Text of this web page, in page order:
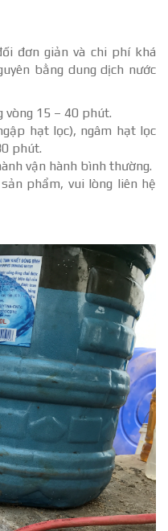
đơn giản và chi phí khá
bằng dung dịch nước
vòng 15 – 40 phút.
hạt lọc), ngâm hạt lọc
phút.
vận hành bình thường.
phẩm, vui lòng liên hệ